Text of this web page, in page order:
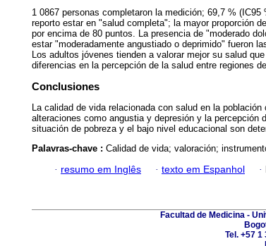
1 0867 personas completaron la medición; 69,7 %
reporto estar en "salud completa"; la mayor proporción
por encima de 80 puntos. La presencia de "moderado
estar "moderadamente angustiado o deprimido" fueron
Los adultos jóvenes tienden a valorar mejor su salud
diferencias en la percepción de la salud entre regiones
Conclusiones
La calidad de vida relacionada con salud en la
alteraciones como angustia y depresión y la percepción
situación de pobreza y el bajo nivel educacional son
Palavras-chave : Calidad de vida; valoración;
· resumo em Inglês · texto em Espanhol ·
Facultad de Medicina -
Tel. +57 1